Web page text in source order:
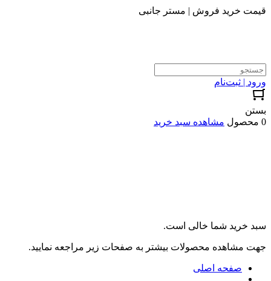
قیمت خرید فروش | مستر جانبی
ورود | ثبت‌نام
بستن
0 محصول
مشاهده سبد خرید
سبد خرید شما خالی است.
جهت مشاهده محصولات بیشتر به صفحات زیر مراجعه نمایید.
صفحه اصلی